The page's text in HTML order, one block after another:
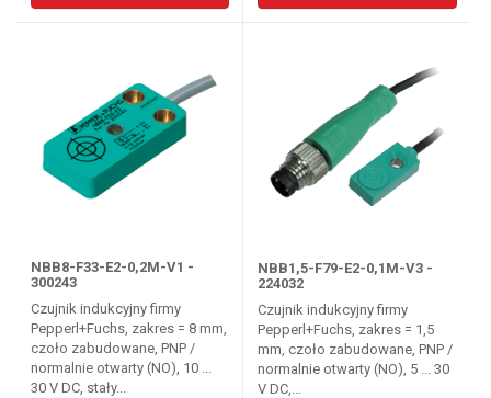
NBB8-F33-E2-0,2M-V1 -
300243
Czujnik indukcyjny firmy
Pepperl+Fuchs, zakres = 8 mm,
czoło zabudowane, PNP /
normalnie otwarty (NO), 10 ...
30 V DC, stały...
NBB1,5-F79-E2-0,1M-V3 -
224032
Czujnik indukcyjny firmy
Pepperl+Fuchs, zakres = 1,5
mm, czoło zabudowane, PNP /
normalnie otwarty (NO), 5 ... 30
V DC,...